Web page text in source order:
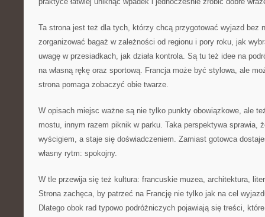
Ta strona jest też dla tych, którzy chcą przygotować wyjazd bez
zorganizować bagaż w zależności od regionu i pory roku, jak
uwagę w przesiadkach, jak działa kontrola. Są tu też idee na
na własną rękę oraz sportową. Francja może być stylowa, ale
strona pomaga zobaczyć obie twarze.
W opisach miejsc ważne są nie tylko punkty obowiązkowe, ale
mostu, innym razem piknik w parku. Taka perspektywa sprawia,
wyścigiem, a staje się doświadczeniem. Zamiast gotowca
własny rytm: spokojny.
W tle przewija się też kultura: francuskie muzea, architektura,
Strona zachęca, by patrzeć na Francję nie tylko jak na cel
Dlatego obok rad typowo podróżniczych pojawiają się treści,